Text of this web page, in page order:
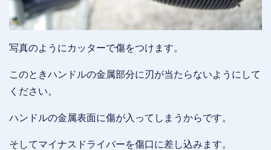
写真のようにカッターで傷をつけます。
このときハンドルの金属部分に刃が当たらないようにして
ください。
ハンドルの金属表面に傷が入ってしまうからです。
そしてマイナスドライバーを傷口に差し込みます。